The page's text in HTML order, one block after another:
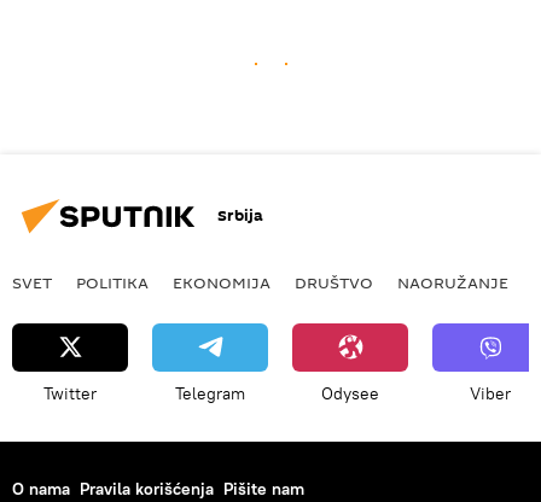
Srbija
SVET POLITIKA EKONOMIJA DRUŠTVO NAORUŽANJE
Twitter Telegram Odysee Viber
O nama Pravila korišćenja Pišite nam